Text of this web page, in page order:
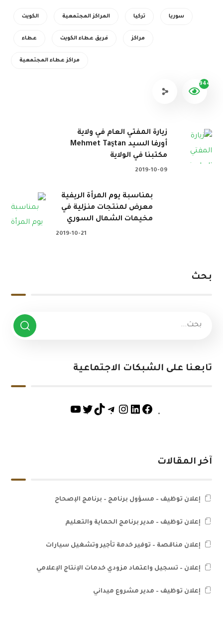
الكويت المراكز المجتمعية تركيا سوريا
عطاء فريق عطاء الكويت مراكز
مراكز عطاء المجتمعية
944
زيارة المفتي العام في ولاية
أورفا السيد Mehmet Taştan
مكتبنا في الولاية
2019-10-09
بمناسبة يوم المرأة الريفية
معرض لمنتجات منزلية في
مخيمات الشمال السوري
2019-10-21
بحث
تابعنا على الشبكات الاجتماعية
آخر المقالات
إعلان توظيف – مسؤول برنامج – برنامج الإصحاح
إعلان توظيف – مدير برنامج الحماية والتعليم
إعلان مناقصة – توفير خدمة تأجير وتشغيل سيارات
إعلان – تسجيل واعتماد مزودي خدمات الإنتاج الإعلامي
إعلان توظيف – مدير مشروع ميداني